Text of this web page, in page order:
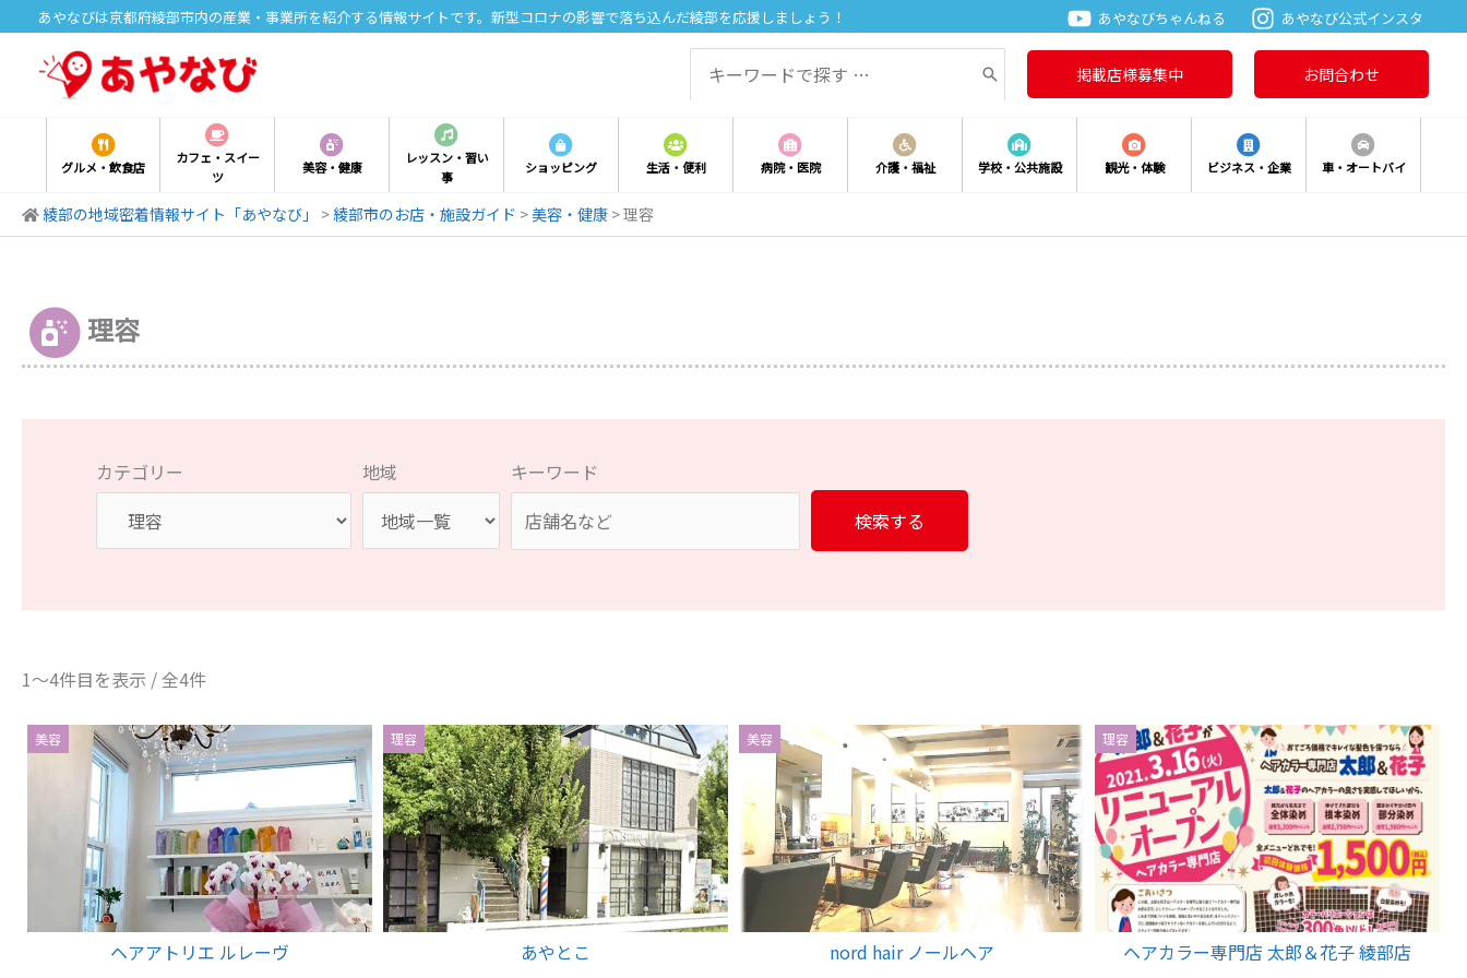
あやなびは京都府綾部市内の産業・事業所を紹介する情報サイトです。新型コロナの影響で落ち込んだ綾部を応援しましょう！ あやなびちゃんねる あやなび公式インスタ
Search
for:
掲載店様募集中 お問合わせ
グルメ・飲食店
カフェ・スイー
ツ
美容・健康
レッスン・習い
事
ショッピング 生活・便利 病院・医院 介護・福祉 学校・公共施設 観光・体験 ビジネス・企業 車・オートバイ
綾部の地域密着情報サイト「あやなび」 >綾部市のお店・施設ガイド >美容・健康 >理容
理容
カテゴリー 地域 キーワード
1～4件目を表示 / 全4件
美容
ヘアアトリエ ルレーヴ
理容
あやとこ
美容
nord hair ノールヘア
理容
ヘアカラー専門店 太郎＆花子 綾部店